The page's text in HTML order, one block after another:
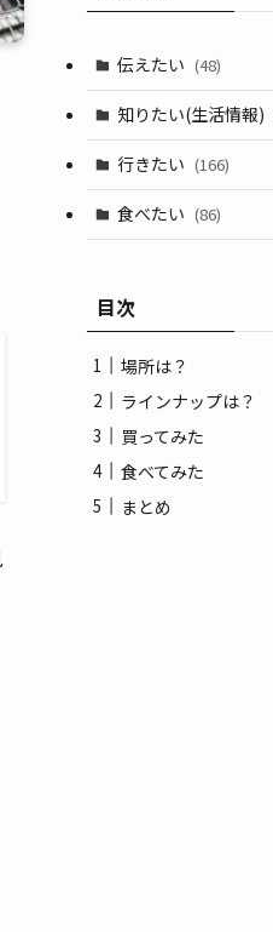
伝えたい (48)
(44)
(1)
知りたい(生活情報)
(10)
(11)
行きたい (166)
(18)
食べたい (86)
(3)
(3)
(1)
目次
場所は？
ラインナップは？
買ってみた
食べてみた
まとめ